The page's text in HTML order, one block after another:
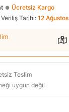
● Ücretsiz Kargo
Tarihi: 12 Ağustos
Teslim
uygun değil